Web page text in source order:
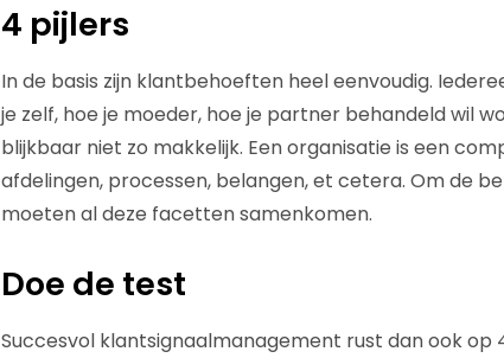
4 pijlers
In de basis zijn klantbehoeften heel eenvoudig.
je zelf, hoe je moeder, hoe je partner behandeld wil
blijkbaar niet zo makkelijk. Een organisatie is een
afdelingen, processen, belangen, et cetera. Om de
moeten al deze facetten samenkomen.
Doe de test
Succesvol klantsignaalmanagement rust dan ook